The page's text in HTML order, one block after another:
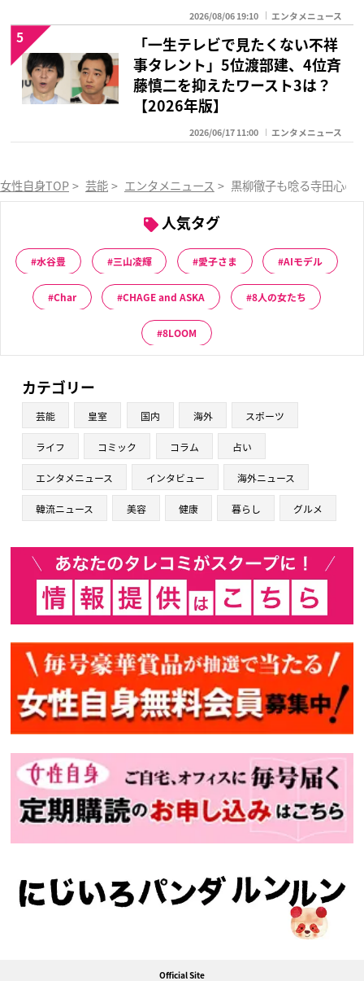
2026/08/06 19:10 エンタメニュース
「一生テレビで見たくない不祥
事タレント」5位渡部建、4位斉
藤慎二を抑えたワースト3は？
【2026年版】
2026/06/17 11:00 エンタメニュース
5
女性自身TOP > 芸能 > エンタメニュース > 黒柳徹子も唸る寺田心の
人気タグ
水谷豊 三山凌輝 愛子さま AIモデル
Char CHAGE and ASKA 8人の女たち
8LOOM
カテゴリー
芸能 皇室 国内 海外 スポーツ
ライフ コミック コラム 占い
エンタメニュース インタビュー 海外ニュース
韓流ニュース 美容 健康 暮らし グルメ
Official Site